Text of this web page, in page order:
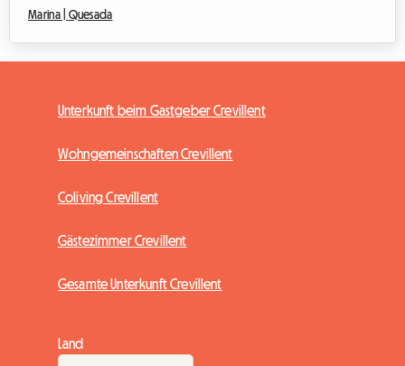
Marina | Quesada
Unterkunft beim Gastgeber Crevillent
Wohngemeinschaften Crevillent
Coliving Crevillent
Gästezimmer Crevillent
Gesamte Unterkunft Crevillent
Land